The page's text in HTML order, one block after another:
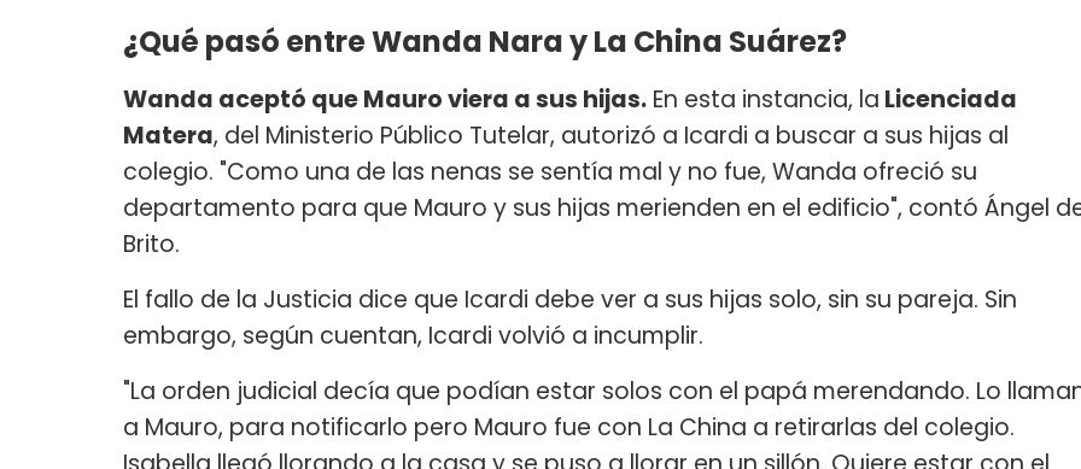
¿Qué pasó entre Wanda Nara y La China Suárez?
Wanda aceptó que Mauro viera a sus hijas. En esta instancia, la Licenciada
Matera, del Ministerio Público Tutelar, autorizó a Icardi a buscar a sus hijas al
colegio. "Como una de las nenas se sentía mal y no fue, Wanda ofreció su
departamento para que Mauro y sus hijas merienden en el edificio", contó Ángel
Brito.
El fallo de la Justicia dice que Icardi debe ver a sus hijas solo, sin su pareja. Sin
embargo, según cuentan, Icardi volvió a incumplir.
"La orden judicial decía que podían estar solos con el papá merendando. Lo
a Mauro, para notificarlo pero Mauro fue con La China a retirarlas del colegio.